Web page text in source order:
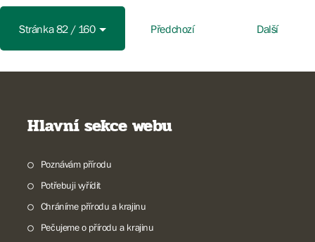
Stránka 82 / 160 Předchozí Další
Hlavní sekce webu
Poznávám přírodu
Potřebuji vyřídit
Chráníme přírodu a krajinu
Pečujeme o přírodu a krajinu